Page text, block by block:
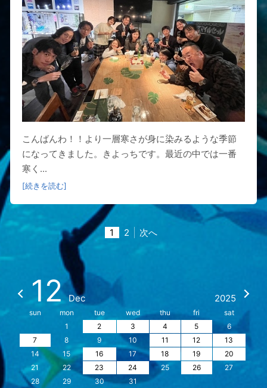
こんばんわ！！より一層寒さが身に染みるような季節
になってきました。きよっちです。最近の中では一番
寒く...
[続きを読む]
1 2 次へ
12 Dec 2025
sun mon tue wed thu fri
sat
1
2 3 4 5
6
7
8 9 10 11 12
13
14
15 16 17 18 19
20
21
22 23 24 25 26
27
28
29 30 31